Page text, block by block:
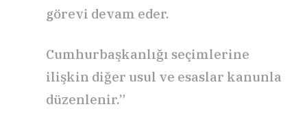
görevi devam eder.
Cumhurbaşkanlığı seçimlerine
ilişkin diğer usul ve esaslar kanunla
düzenlenir.”